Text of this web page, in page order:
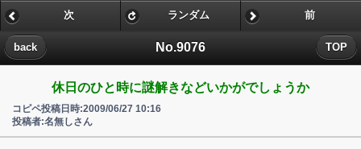
No.9076
back TOP
次 ランダム 前
休日のひと時に謎解きなどいかがでしょうか
コピペ投稿日時:2009/06/27 10:16
投稿者:名無しさん